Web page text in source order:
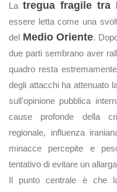
La tregua fragile tra
essere letta come una
del Medio Oriente.
due parti sembrano aver
quadro resta
degli attacchi ha attenuato
sull'opinione pubblica
cause profonde della
regionale, influenza
minacce percepite e
tentativo di evitare un
Il punto centrale è che